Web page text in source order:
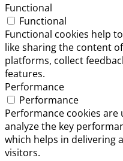
Functional
Functional
Functional cookies help
like sharing the content
platforms, collect
features.
Performance
Performance
Performance cookies
analyze the key
which helps in delivering
visitors.